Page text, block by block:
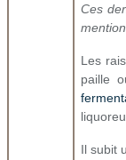
Ces
Les
paille
Il subit